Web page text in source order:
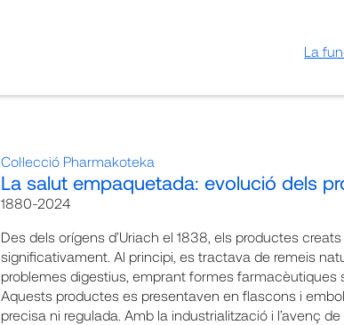
La
Col·lecció Pharmakoteka
La salut empaquetada: evolució dels
1880-2024
Des dels orígens d’Uriach el 1838, els productes
significativament. Al principi, es tractava de remeis
problemes digestius, emprant formes farmacèutiques
Aquests productes es presentaven en flascons i
precisa ni regulada. Amb la industrialització i l’avenç